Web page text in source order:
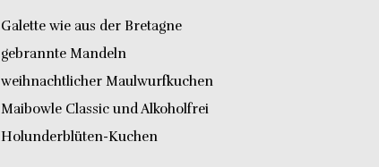
Galette wie aus der Bretagne
gebrannte Mandeln
weihnachtlicher Maulwurfkuchen
Maibowle Classic und Alkoholfrei
Holunderblüten-Kuchen